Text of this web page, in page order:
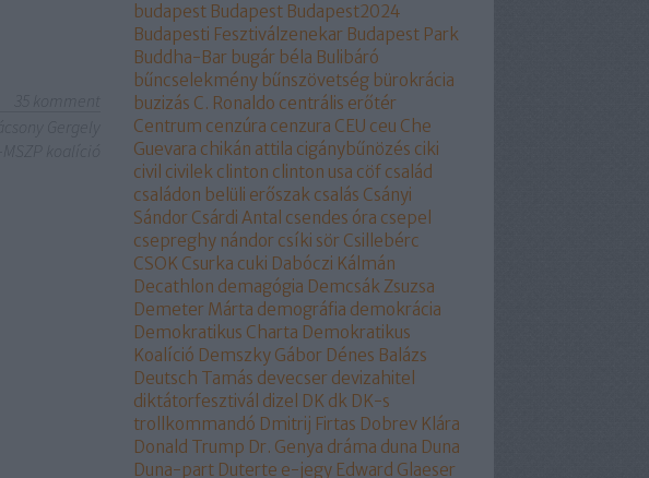
budapest Budapest Budapest2024
Budapesti Fesztiválzenekar Budapest Park
Buddha-Bar bugár béla Bulibáró
bűncselekmény bűnszövetség bürokrácia
buzizás C. Ronaldo centrális erőtér
Centrum cenzúra cenzura CEU ceu Che
Guevara chikán attila cigánybűnözés ciki
civil civilek clinton clinton usa cöf család
családon belüli erőszak csalás Csányi
Sándor Csárdi Antal csendes óra csepel
csepreghy nándor csíki sör Csillebérc
CSOK Csurka cuki Dabóczi Kálmán
Decathlon demagógia Demcsák Zsuzsa
Demeter Márta demográfia demokrácia
Demokratikus Charta Demokratikus
Koalíció Demszky Gábor Dénes Balázs
Deutsch Tamás devecser devizahitel
diktátorfesztivál dizel DK dk DK-s
trollkommandó Dmitrij Firtas Dobrev Klára
Donald Trump Dr. Genya dráma duna Duna
Duna-part Duterte e-jegy Edward Glaeser